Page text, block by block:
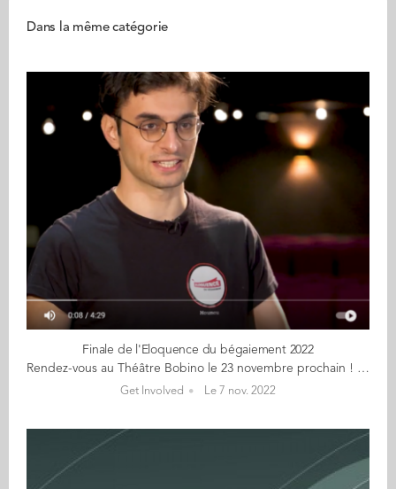
Dans la même catégorie
Finale de l'Eloquence du bégaiement 2022
Rendez-vous au Théâtre Bobino le 23 novembre prochain ! Depuis maintenant 4 ans, Mounah Bizri (GE 17) organise un concours d'éloquence pour personnes qui bégaient. Ce concours a pour objectif de donner espoir aux personnes qui bégaient et à toutes les personnes différentes, en montrant que nos rêves ne sont jamais loin. Dès lors qu'on ose sortir de sa zone de confort et montrer sa vulnérabilité, tout semble possible. 6 orateurs bègues seront devant vous, pour gravir leur Everest à eux. Ils vont se prouver à eux-mêmes que leurs différences est leur atout de communication, pour réussir à mieux vivre au quotidien ce bégaiement qu'ils n'ont pas choisi d'avoir, mais qu'ils essaient d'aimer un peu plus. P ar leurs actes, ils souhaitent inspirer les 12 millions de personnes en situation de handicap en France. Ils souhaitent également inspirer les 66 millions de français pour montrer la voix de l'amour de soi et de la richesse de la différence. C et événement est la finale du programme de Formation Eloquence du Bégaiement organisé par l'association Eloquence de la Différence, avec le soutien de Dauphine Solidarité Handicap, L'Université Paris-Dauphine, l'Association Parole-Bégaiement, la Fondation Engagement Médias pour les Jeunes et Microsoft. Au départ de l'aventure, 25 candidats ont été accompagnés avec 18h de cours en pleinière et 15h d'accompagnements en groupe restreints (3 à 4) grâce à l'équipe pluri-disciplinaire de coachs (orthophonistes, bègues, et experts de l'art oratoire). E n 2021, la finale du programme Parisien Eloquence du Bégaiement, a accueilli 900 personnes, en faisant ainsi le plus grand rassemblement autour du handicap en France. Nous vous donnons rendez-vous pour la Grande Finale le mardi 23 novembre 2022 à 19h au Théâtre Bobino, 14-20 rue de la Gaîté, 75014 Paris Les inscriptions c'est par ici!
Get Involved Le 7 nov. 2022